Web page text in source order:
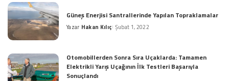
Güneş Enerjisi Santrallerinde Yapılan Topraklamalar
Posted
Yazar Hakan Kılıç Şubat 1, 2022
Otomobillerden Sonra Sıra Uçaklarda: Tamamen
Elektrikli Yarış Uçağının İlk Testleri Başarıyla
Sonuçlandı